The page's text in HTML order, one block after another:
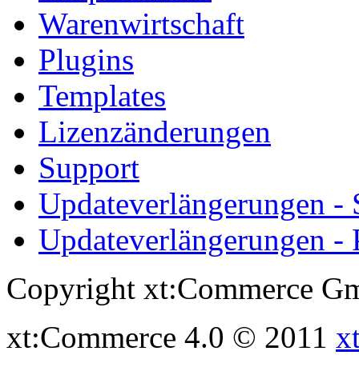
Warenwirtschaft
Plugins
Templates
Lizenzänderungen
Support
Updateverlängerungen -
Updateverlängerungen -
Copyright xt:Commerce
xt:Commerce 4.0 © 2011